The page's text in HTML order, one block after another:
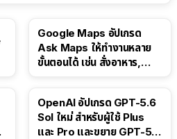
Google Maps อัปเกรด
Ask Maps ให้ทำงานหลาย
ขั้นตอนได้ เช่น สั่งอาหาร,
OpenAI อัปเกรด GPT-5.6
Sol ใหม่ สำหรับผู้ใช้ Plus
และ Pro และขยาย GPT-5.6